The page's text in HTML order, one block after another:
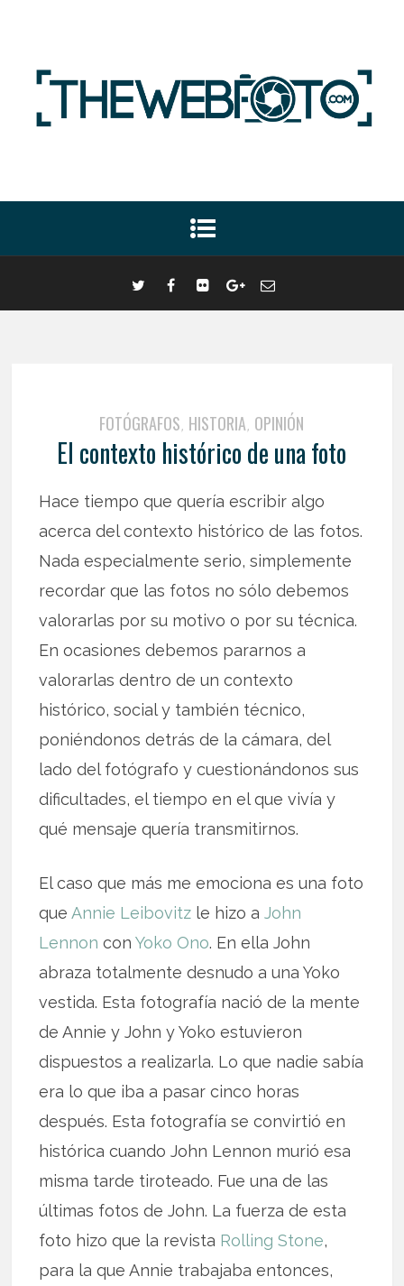
FOTÓGRAFOS, HISTORIA, OPINIÓN
El contexto histórico de una foto
Hace tiempo que quería escribir algo
acerca del contexto histórico de las fotos.
Nada especialmente serio, simplemente
recordar que las fotos no sólo debemos
valorarlas por su motivo o por su técnica.
En ocasiones debemos pararnos a
valorarlas dentro de un contexto
histórico, social y también técnico,
poniéndonos detrás de la cámara, del
lado del fotógrafo y cuestionándonos sus
dificultades, el tiempo en el que vivía y
qué mensaje quería transmitirnos.
El caso que más me emociona es una foto
que Annie Leibovitz le hizo aJohn
Lennon conYoko Ono. En ella John
abraza totalmente desnudo a una Yoko
vestida. Esta fotografía nació de la mente
de Annie y John y Yoko estuvieron
dispuestos a realizarla. Lo que nadie sabía
era lo que iba a pasar cinco horas
después. Esta fotografía se convirtió en
histórica cuando John Lennon murió esa
misma tarde tiroteado. Fue una de las
últimas fotos de John. La fuerza de esta
foto hizo que la revista Rolling Stone,
para la que Annie trabajaba entonces,